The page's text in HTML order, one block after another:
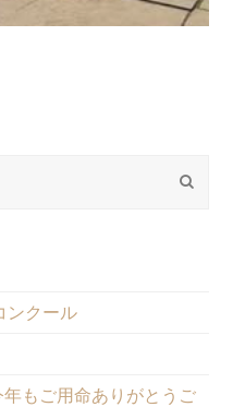
ンクール
もご用命ありがとうご